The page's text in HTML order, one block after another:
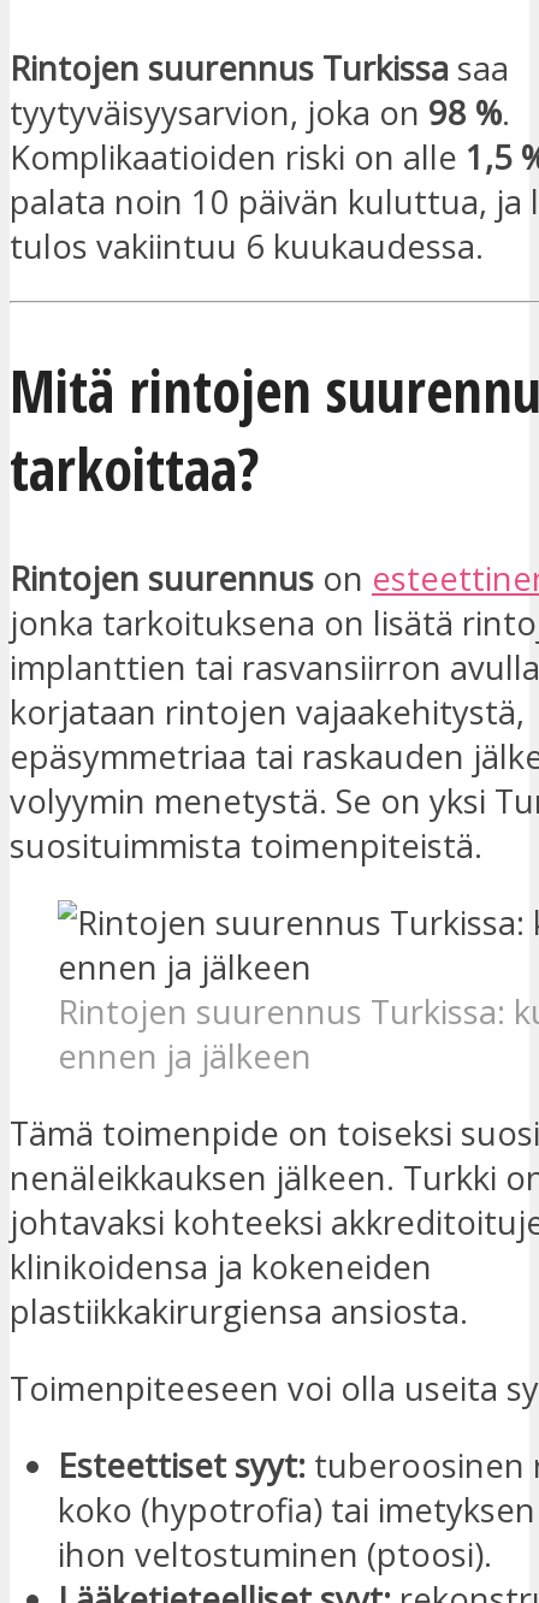
Rintojen suurennus Turkissa saa
tyytyväisyysarvion, joka on 98 %.
Komplikaatioiden riski on alle 1,5
palata noin 10 päivän kuluttua, ja
tulos vakiintuu 6 kuukaudessa.
Mitä rintojen
tarkoittaa?
Rintojen suurennus on
jonka tarkoituksena on lisätä
implanttien tai rasvansiirron
korjataan rintojen vajaakehitystä,
epäsymmetriaa tai raskauden
volyymin menetystä. Se on yksi
suosituimmista toimenpiteistä.
Rintojen suurennus Turkissa:
ennen ja jälkeen
Tämä toimenpide on toiseksi
nenäleikkauksen jälkeen. Turkki
johtavaksi kohteeksi
klinikoidensa ja kokeneiden
plastiikkakirurgiensa ansiosta.
Toimenpiteeseen voi olla useita
Esteettiset syyt: tuberoosinen
koko (hypotrofia) tai
ihon veltostuminen (ptoosi).